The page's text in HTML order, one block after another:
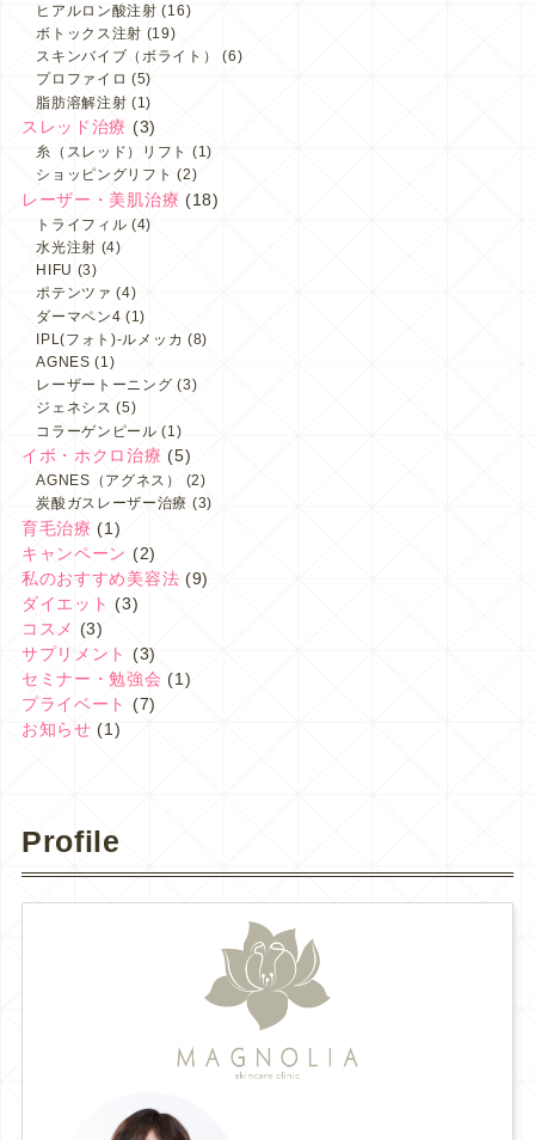
ヒアルロン酸注射 (16)
ボトックス注射 (19)
スキンバイブ（ボライト）
(6)
プロファイロ (5)
脂肪溶解注射 (1)
スレッド治療 (3)
糸（スレッド）リフト (1)
ショッピングリフト (2)
レーザー・美肌治療 (18)
トライフィル (4)
水光注射 (4)
HIFU (3)
ポテンツァ (4)
ダーマペン4 (1)
IPL(フォト)-ルメッカ (8)
AGNES (1)
レーザートーニング (3)
ジェネシス (5)
コラーゲンピール (1)
イボ・ホクロ治療 (5)
AGNES（アグネス）
(2)
炭酸ガスレーザー治療 (3)
育毛治療 (1)
キャンペーン (2)
私のおすすめ美容法 (9)
ダイエット (3)
コスメ
(3)
サプリメント
(3)
セミナー・勉強会 (1)
プライベート (7)
お知らせ (1)
Profile